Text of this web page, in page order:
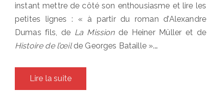
instant mettre de côté son enthousiasme et lire les
petites lignes : « à partir du roman d’Alexandre
Dumas fils, de La Missionde Heiner Müller et de
Histoire de l’œilde Georges Bataille ».…
Lire la suite